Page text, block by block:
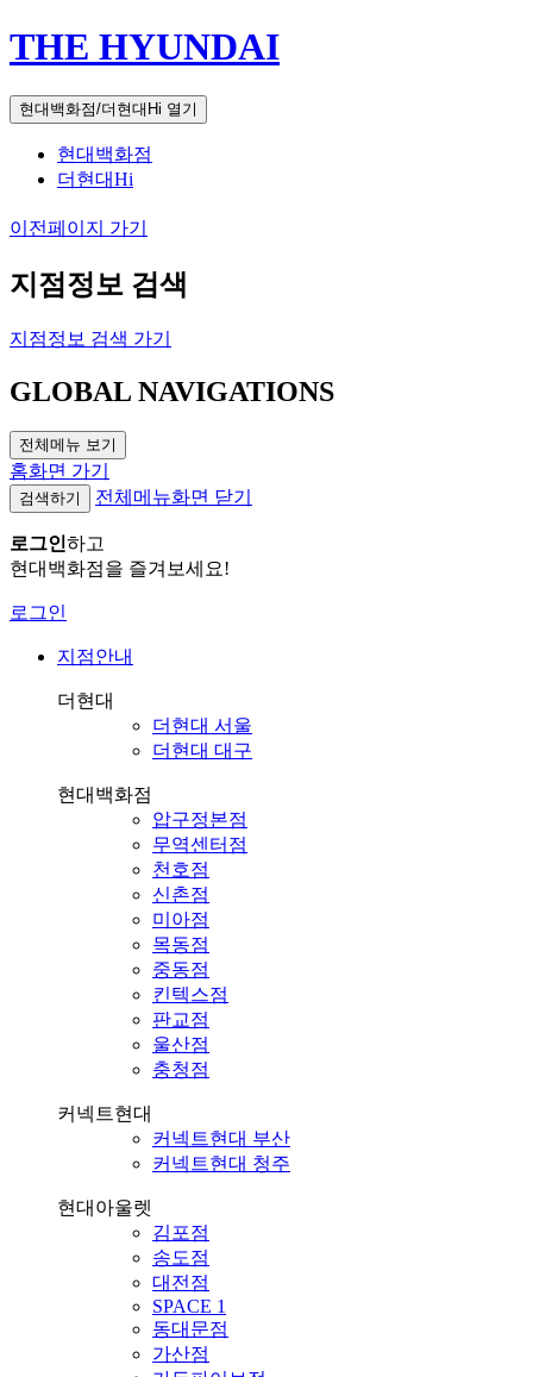
THE HYUNDAI
현대백화점/더현대Hi 열기
현대백화점
더현대Hi
이전페이지 가기
지점정보 검색
지점정보 검색 가기
GLOBAL NAVIGATIONS
전체메뉴 보기
홈화면 가기
검색하기 전체메뉴화면 닫기
로그인하고
현대백화점을 즐겨보세요!
로그인
지점안내
더현대
더현대 서울
더현대 대구
현대백화점
압구정본점
무역센터점
천호점
신촌점
미아점
목동점
중동점
킨텍스점
판교점
울산점
충청점
커넥트현대
커넥트현대 부산
커넥트현대 청주
현대아울렛
김포점
송도점
대전점
SPACE 1
동대문점
가산점